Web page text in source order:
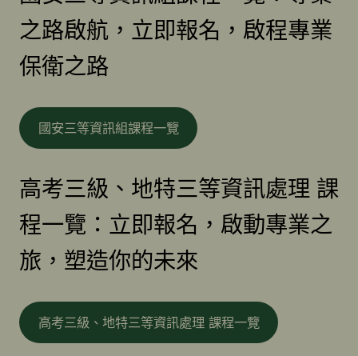
之路啟航，立即報名，啟程專業
保衛之路
國安三等資訊組課程一覽
高考三級、地特三等資訊處理 課
程一覽：立即報名，啟動專業之
旅，塑造你的未來
高考三級、地特三等資訊處理 課程一覽